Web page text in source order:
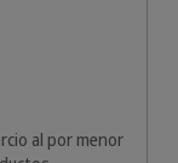
al por menor